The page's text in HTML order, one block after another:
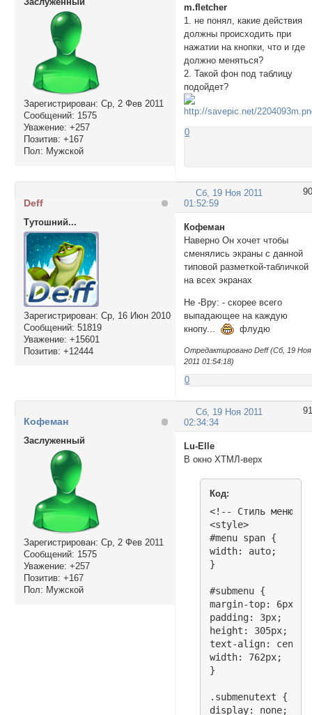
	</td>
</tr>
</table></center>
Зарегистрирован: Ср, 2 Фев 2011
Сообщений: 1575
Уважение: +257
Позитив: +167
Пол: Мужской
m.fletcher
1. не понял, какие действия
должны происходить при
нажатии на кнопки, что и где
должно меняться?
2. Такой фон под таблицу
подойдет?
0
90
Сб, 19 Ноя 2011
01:52:59
Deff
Тутошний...
Зарегистрирован: Ср, 16 Июн 2010
Сообщений: 51819
Уважение: +15601
Позитив: +12444
Кофеман
Наверно Он хочет чтобы
сменялись экраны с данной
типовой разметкой-табличкой
на всех экранах
Не -Вру: - скорее всего
выпадающее на каждую
кнопу...
флудю
Отредактировано Deff (Сб, 19 Ноя
2011 01:54:18)
0
91
Сб, 19 Ноя 2011
02:34:34
Кофеман
Заслуженный
Зарегистрирован: Ср, 2 Фев 2011
Сообщений: 1575
Уважение: +257
Позитив: +167
Пол: Мужской
Lu-Elle
В окно ХТМЛ-верх
Код:
<!-- Стиль меню в
<style>
#menu span {
width: auto;
}
#submenu {
margin-top: 6px;
padding: 3px;
height: 305px;
text-align:
width: 762px;
}
.submenutext {
display: none;